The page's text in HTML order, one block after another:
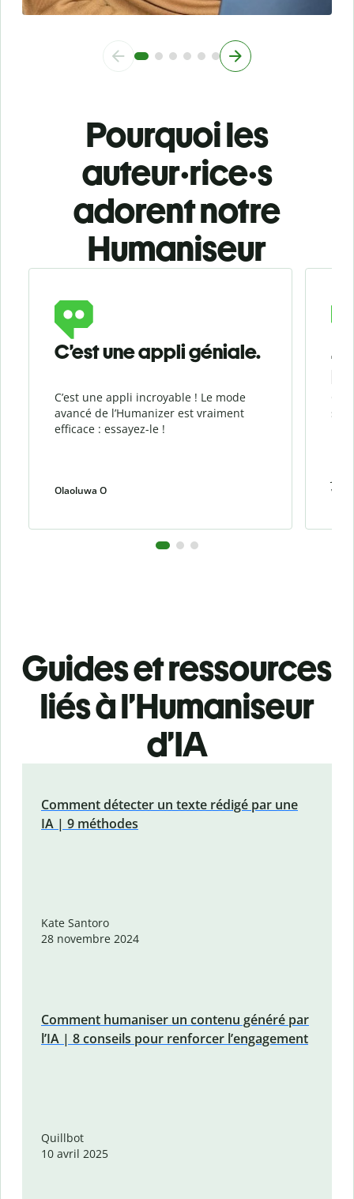
Pourquoi les
auteur·rice·s
adorent notre
Humaniseur
Slide 1 of 3
C’est une appli géniale.
C’est une appli incroyable ! Le mode
avancé de l’Humanizer est vraiment
efficace : essayez-le !
Olaoluwa O
Ce
son
Guides et ressources
liés à l’Humaniseur
d’IA
Comment détecter un texte rédigé par une
IA | 9 méthodes
Kate Santoro
28 novembre 2024
Comment humaniser un contenu généré par
l’IA | 8 conseils pour renforcer l’engagement
Quillbot
10 avril 2025